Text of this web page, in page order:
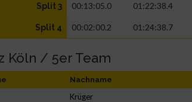
Split 3 00:13:05.0 01:22:38.4
Split 4 00:02:00.2 01:24:38.7
Köln / 5er Team
Nachname
Krüger